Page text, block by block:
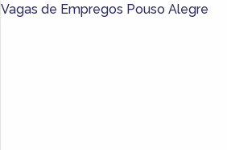
Vagas de Empregos Pouso Alegre